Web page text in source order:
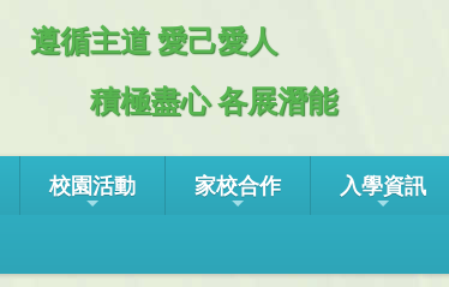
遵循主道 愛己愛人
積極盡心 各展潛能
校園活動 家校合作 入學資訊